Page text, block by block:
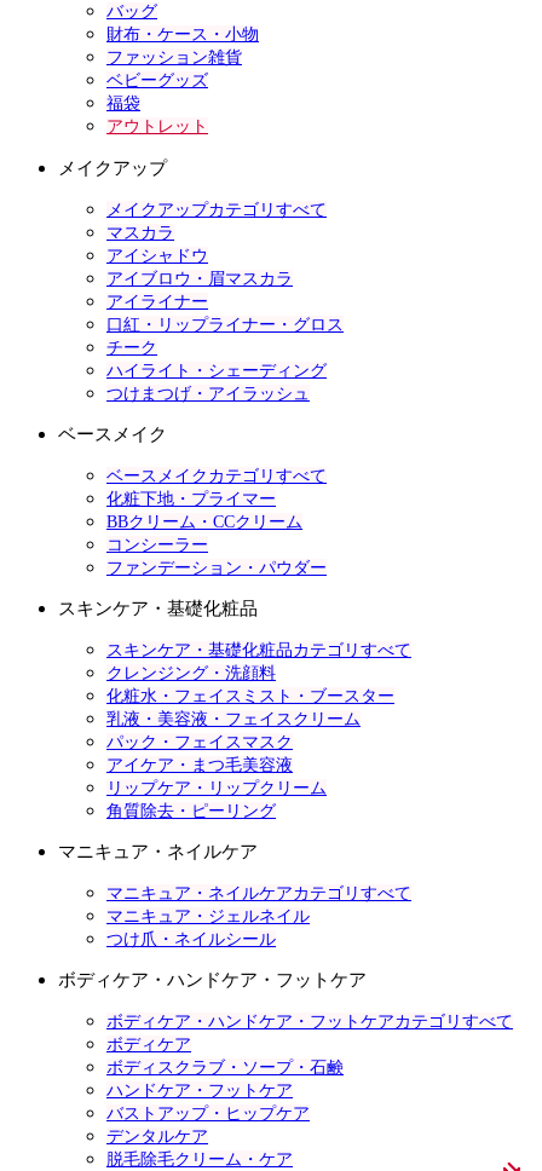
バッグ
財布・ケース・小物
ファッション雑貨
ベビーグッズ
福袋
アウトレット
メイクアップ
メイクアップカテゴリすべて
マスカラ
アイシャドウ
アイブロウ・眉マスカラ
アイライナー
口紅・リップライナー・グロス
チーク
ハイライト・シェーディング
つけまつげ・アイラッシュ
ベースメイク
ベースメイクカテゴリすべて
化粧下地・プライマー
BBクリーム・CCクリーム
コンシーラー
ファンデーション・パウダー
スキンケア・基礎化粧品
スキンケア・基礎化粧品カテゴリすべて
クレンジング・洗顔料
化粧水・フェイスミスト・ブースター
乳液・美容液・フェイスクリーム
パック・フェイスマスク
アイケア・まつ毛美容液
リップケア・リップクリーム
角質除去・ピーリング
マニキュア・ネイルケア
マニキュア・ネイルケアカテゴリすべて
マニキュア・ジェルネイル
つけ爪・ネイルシール
ボディケア・ハンドケア・フットケア
ボディケア・ハンドケア・フットケアカテゴリすべて
ボディケア
ボディスクラブ・ソープ・石鹸
ハンドケア・フットケア
バストアップ・ヒップケア
デンタルケア
脱毛除毛クリーム・ケア